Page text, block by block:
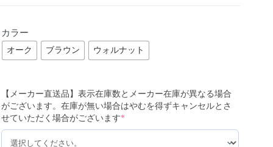
カラー
オーク ブラウン ウォルナット
【メーカー直送品】表示在庫数とメーカー在庫が異なる場合
がございます。在庫が無い場合はやむを得ずキャンセルとさ
せていただく場合がございます*